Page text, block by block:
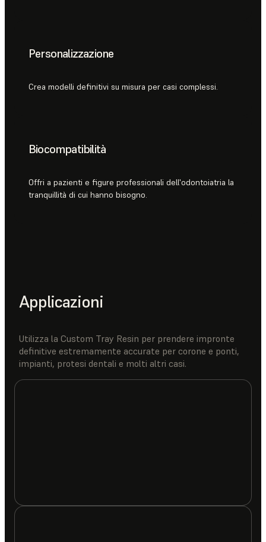
Personalizzazione
Crea modelli definitivi su misura per casi complessi.
Biocompatibilità
Offri a pazienti e figure professionali dell'odontoiatria la
tranquillità di cui hanno bisogno.
Applicazioni
Utilizza la Custom Tray Resin per prendere impronte
definitive estremamente accurate per corone e ponti,
impianti, protesi dentali e molti altri casi.